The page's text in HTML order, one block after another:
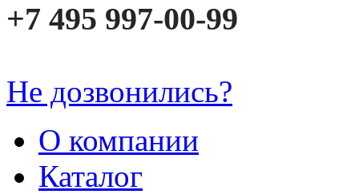
+7 495 997-00-99
Не дозвонились?
О компании
Каталог